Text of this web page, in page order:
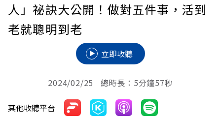
人」祕訣大公開！做對五件事，活到
老就聰明到老
立即收聽
2024/02/25 總時長：5分鐘57秒
其他收聽平台